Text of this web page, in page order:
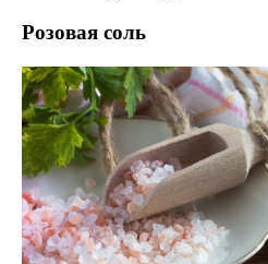
Розовая соль